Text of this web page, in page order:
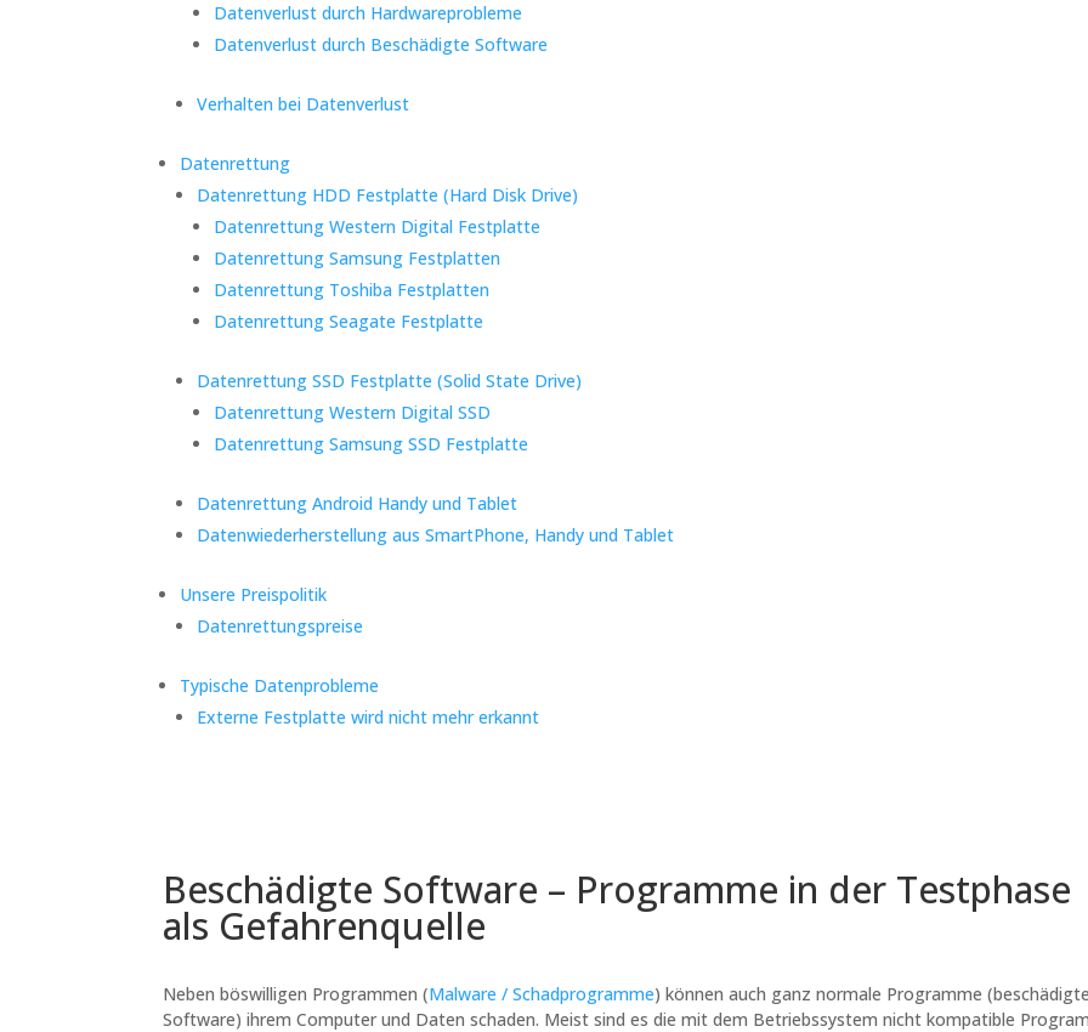
Datenverlust durch Hardwareprobleme
Datenverlust durch Beschädigte Software
Verhalten bei Datenverlust
Datenrettung
Datenrettung HDD Festplatte (Hard Disk Drive)
Datenrettung Western Digital Festplatte
Datenrettung Samsung Festplatten
Datenrettung Toshiba Festplatten
Datenrettung Seagate Festplatte
Datenrettung SSD Festplatte (Solid State Drive)
Datenrettung Western Digital SSD
Datenrettung Samsung SSD Festplatte
Datenrettung Android Handy und Tablet
Datenwiederherstellung aus SmartPhone, Handy und Tablet
Unsere Preispolitik
Datenrettungspreise
Typische Datenprobleme
Externe Festplatte wird nicht mehr erkannt
Beschädigte Software – Programme in der Testphase
als Gefahrenquelle
Neben böswilligen Programmen (Malware / Schadprogramme) können auch ganz normale Programme (beschädigte
Software) ihrem Computer und Daten schaden. Meist sind es die mit dem Betriebssystem nicht kompatible